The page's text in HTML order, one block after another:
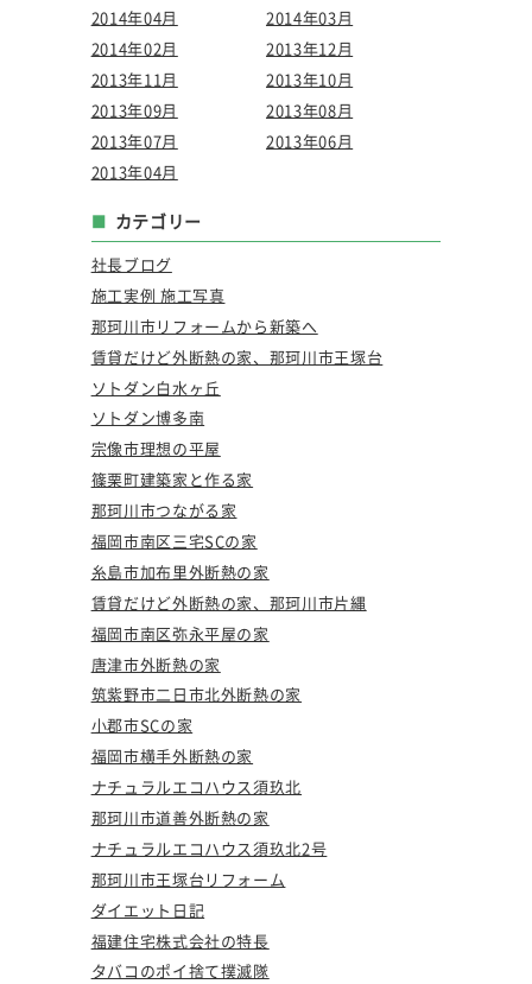
2014年04月
2014年03月
2014年02月
2013年12月
2013年11月
2013年10月
2013年09月
2013年08月
2013年07月
2013年06月
2013年04月
カテゴリー
社長ブログ
施工実例 施工写真
那珂川市リフォームから新築へ
賃貸だけど外断熱の家、那珂川市王塚台
ソトダン白水ヶ丘
ソトダン博多南
宗像市理想の平屋
篠栗町建築家と作る家
那珂川市つながる家
福岡市南区三宅SCの家
糸島市加布里外断熱の家
賃貸だけど外断熱の家、那珂川市片縄
福岡市南区弥永平屋の家
唐津市外断熱の家
筑紫野市二日市北外断熱の家
小郡市SCの家
福岡市横手外断熱の家
ナチュラルエコハウス須玖北
那珂川市道善外断熱の家
ナチュラルエコハウス須玖北2号
那珂川市王塚台リフォーム
ダイエット日記
福建住宅株式会社の特長
タバコのポイ捨て撲滅隊